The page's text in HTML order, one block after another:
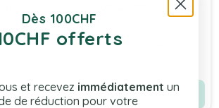
à
Dragon 500ml, Trixie
Baby
Bientôt disponible
Voir le produit
Dès 100CHF
offerts
et recevez immédiatement un
de réduction pour votre